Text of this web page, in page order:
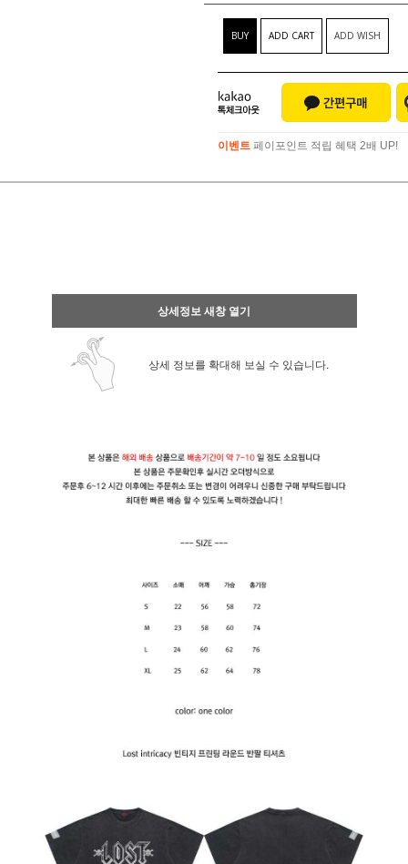
BUY ADD CART ADD WISH
이벤트 페이포인트 적립 혜택 2배 UP!
상세정보 새창 열기
상세 정보를 확대해 보실 수 있습니다.